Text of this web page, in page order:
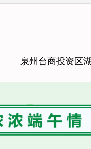
——泉州台商投资区